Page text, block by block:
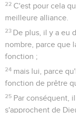
22 C'est pour cela
meilleure alliance.
23 De plus, il y a eu
nombre, parce que
fonction ;
24 mais lui, parce
fonction de prêtre
25 Par conséquent,
s'approchent de